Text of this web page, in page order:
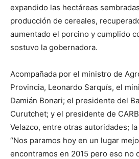
expandido las hectáreas
producción de cereales,
aumentado el porcino y cumplido
sostuvo la gobernadora.
Acompañada por el ministro de
Provincia, Leonardo Sarquís, el
Damián Bonari; el presidente del
Curutchet; y el presidente de
Velazco, entre otras autoridades;
“Nos paramos hoy en un lugar
encontramos en 2015 pero eso no